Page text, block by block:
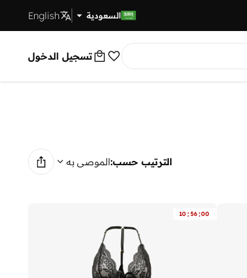
توصيل سريع السعودية English
تسجيل الدخول
الترتيب حسب:الموصى به
10 :56:00